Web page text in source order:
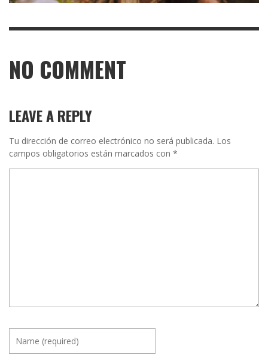
NO COMMENT
LEAVE A REPLY
Tu dirección de correo electrónico no será publicada. Los
campos obligatorios están marcados con *